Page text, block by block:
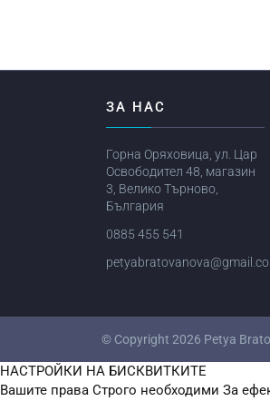
ЗА НАС
Горна Оряховица, ул. Цар
Освободител 48, магазин
3, Велико Търново,
България
0885 455 541
© Copyright 2026 Petya
НАСТРОЙКИ НА БИСКВИТКИТЕ
Вашите права Строго необходими За